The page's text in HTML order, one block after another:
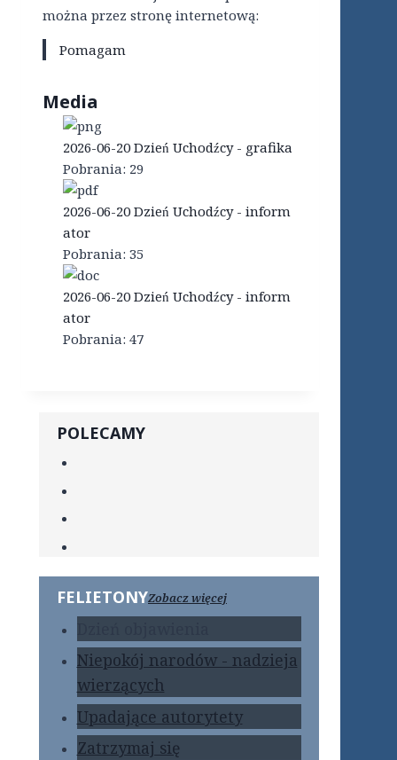
można przez stronę internetową:
Pomagam
Media
2026-06-20 Dzień Uchodźcy - grafika
Pobrania: 29
2026-06-20 Dzień Uchodźcy - inform
ator
Pobrania: 35
2026-06-20 Dzień Uchodźcy - inform
ator
Pobrania: 47
POLECAMY
FELIETONYZobacz więcej
Niepokój narodów - nadzieja
wierzących
Upadające autorytety
Zatrzymaj się